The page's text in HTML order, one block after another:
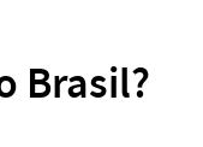
Brasil?